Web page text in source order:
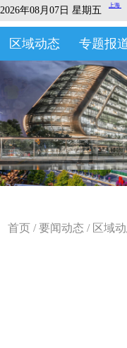
2026年08月07日 星期五
区域动态 专题报
首页 /要闻动态 / 区域